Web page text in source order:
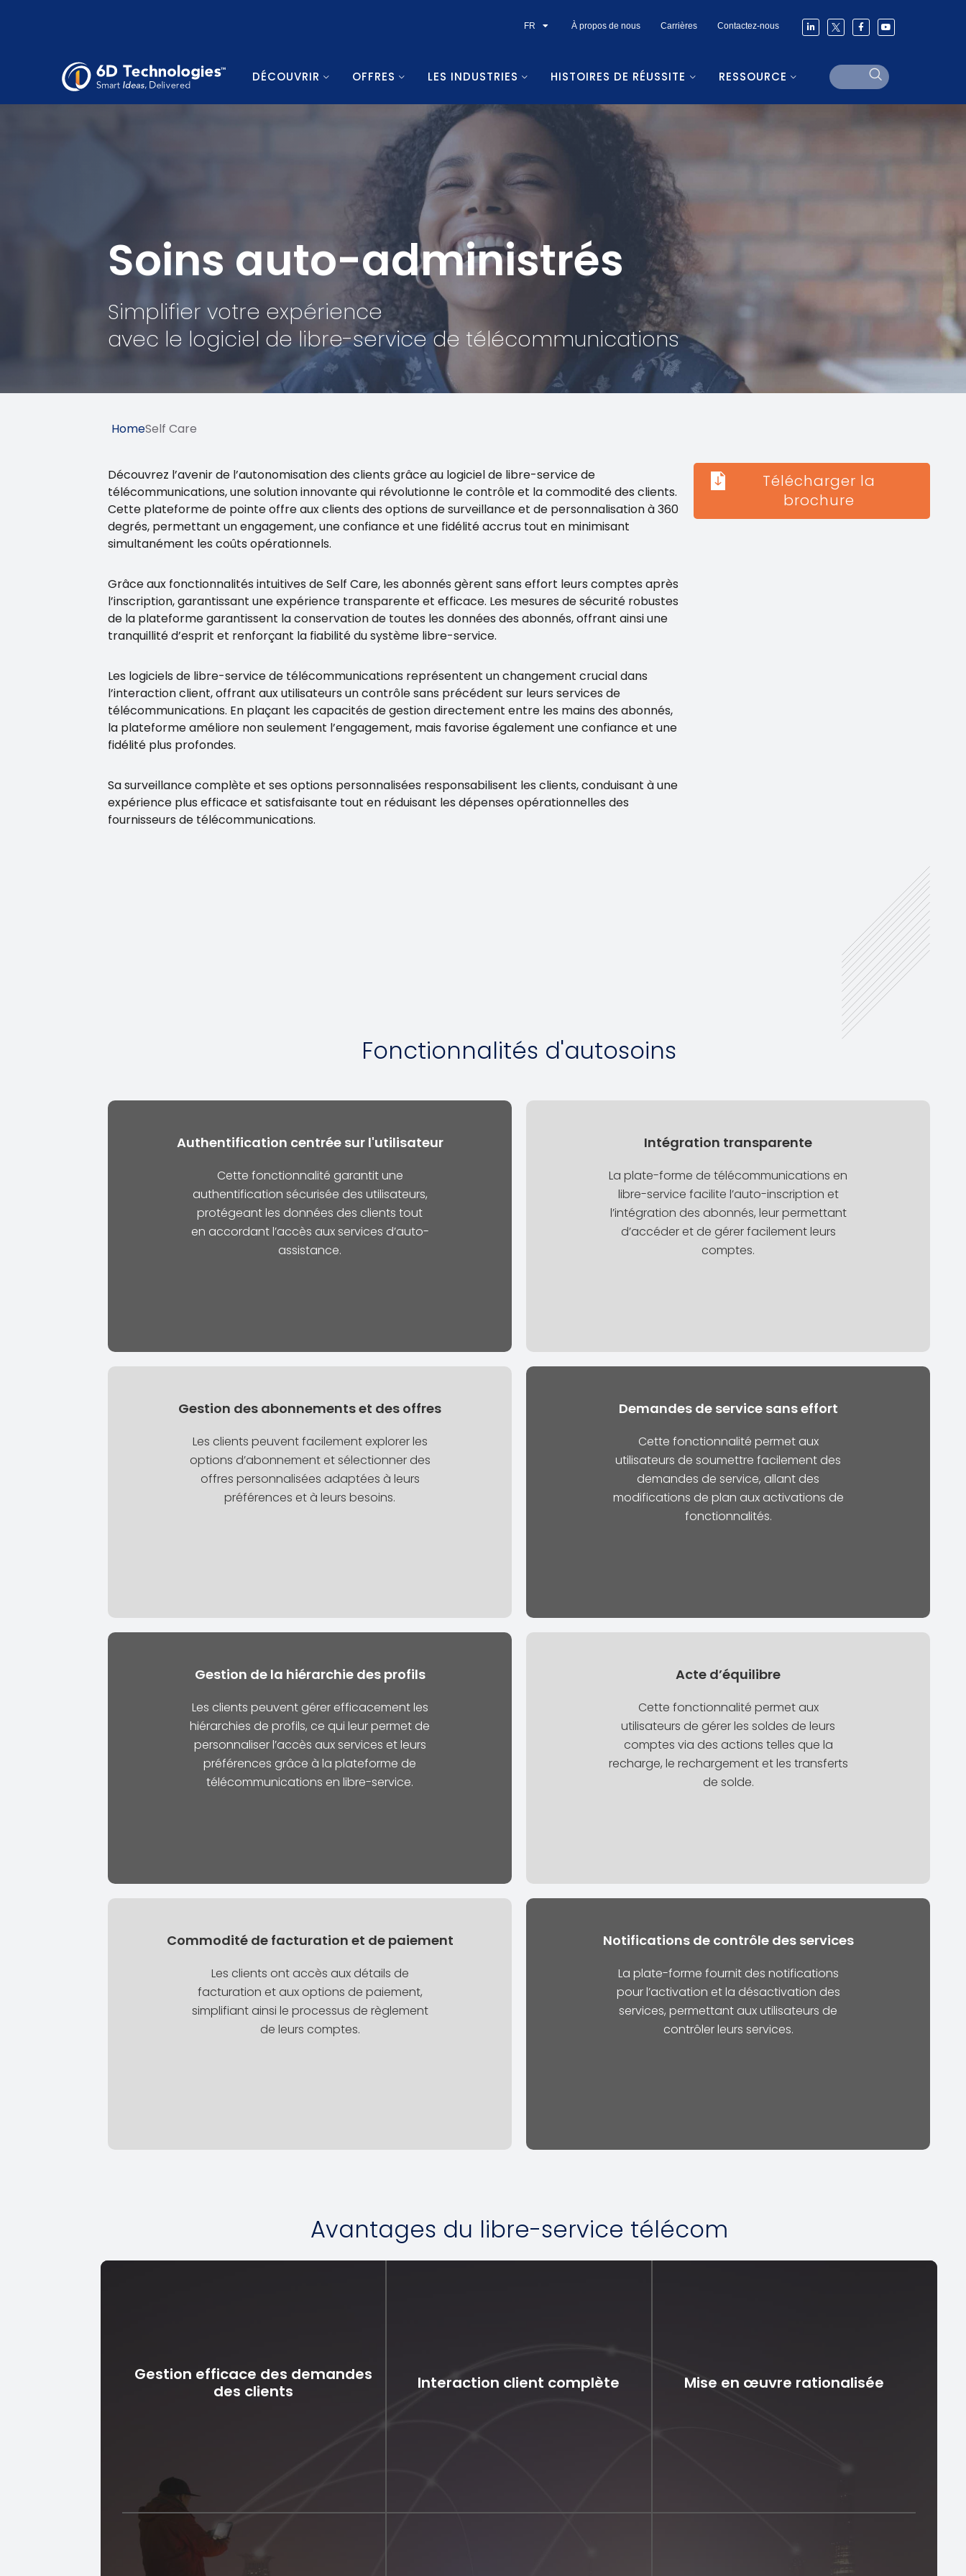
FR À propos de nous Carrières Contactez-nous
DÉCOUVRIR OFFRES LES INDUSTRIES HISTOIRES DE RÉUSSITE RESSOURCE
Soins auto-administrés
Simplifier votre expérience
avec le logiciel de libre-service de télécommunications
HomeSelf Care
Découvrez l’avenir de l’autonomisation des clients grâce au logiciel de libre-service de
télécommunications, une solution innovante qui révolutionne le contrôle et la commodité des clients.
Cette plateforme de pointe offre aux clients des options de surveillance et de personnalisation à 360
degrés, permettant un engagement, une confiance et une fidélité accrus tout en minimisant
simultanément les coûts opérationnels.
Grâce aux fonctionnalités intuitives de Self Care, les abonnés gèrent sans effort leurs comptes après
l’inscription, garantissant une expérience transparente et efficace. Les mesures de sécurité robustes
de la plateforme garantissent la conservation de toutes les données des abonnés, offrant ainsi une
tranquillité d’esprit et renforçant la fiabilité du système libre-service.
Les logiciels de libre-service de télécommunications représentent un changement crucial dans
l’interaction client, offrant aux utilisateurs un contrôle sans précédent sur leurs services de
télécommunications. En plaçant les capacités de gestion directement entre les mains des abonnés,
la plateforme améliore non seulement l’engagement, mais favorise également une confiance et une
fidélité plus profondes.
Sa surveillance complète et ses options personnalisées responsabilisent les clients, conduisant à une
expérience plus efficace et satisfaisante tout en réduisant les dépenses opérationnelles des
fournisseurs de télécommunications.
Télécharger la
brochure
Fonctionnalités d'autosoins
Authentification centrée sur l'utilisateur
Cette fonctionnalité garantit une
authentification sécurisée des utilisateurs,
protégeant les données des clients tout
en accordant l’accès aux services d’auto-
assistance.
Intégration transparente
La plate-forme de télécommunications en
libre-service facilite l’auto-inscription et
l’intégration des abonnés, leur permettant
d’accéder et de gérer facilement leurs
comptes.
Gestion des abonnements et des offres
Les clients peuvent facilement explorer les
options d’abonnement et sélectionner des
offres personnalisées adaptées à leurs
préférences et à leurs besoins.
Demandes de service sans effort
Cette fonctionnalité permet aux
utilisateurs de soumettre facilement des
demandes de service, allant des
modifications de plan aux activations de
fonctionnalités.
Gestion de la hiérarchie des profils
Les clients peuvent gérer efficacement les
hiérarchies de profils, ce qui leur permet de
personnaliser l’accès aux services et leurs
préférences grâce à la plateforme de
télécommunications en libre-service.
Acte d’équilibre
Cette fonctionnalité permet aux
utilisateurs de gérer les soldes de leurs
comptes via des actions telles que la
recharge, le rechargement et les transferts
de solde.
Commodité de facturation et de paiement
Les clients ont accès aux détails de
facturation et aux options de paiement,
simplifiant ainsi le processus de règlement
de leurs comptes.
Notifications de contrôle des services
La plate-forme fournit des notifications
pour l’activation et la désactivation des
services, permettant aux utilisateurs de
contrôler leurs services.
Avantages du libre-service télécom
Gestion efficace des demandes
des clients
Gestion efficace des
demandes des clients
Interaction client complète Mise en œuvre rationalisée